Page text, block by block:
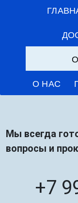
О НАС
Мы всегда
вопросы и
+7